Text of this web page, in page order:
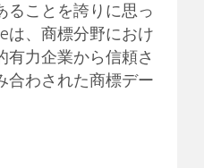
ることを誇りに思っ
は、商標分野におけ
有力企業から信頼さ
合わされた商標デー